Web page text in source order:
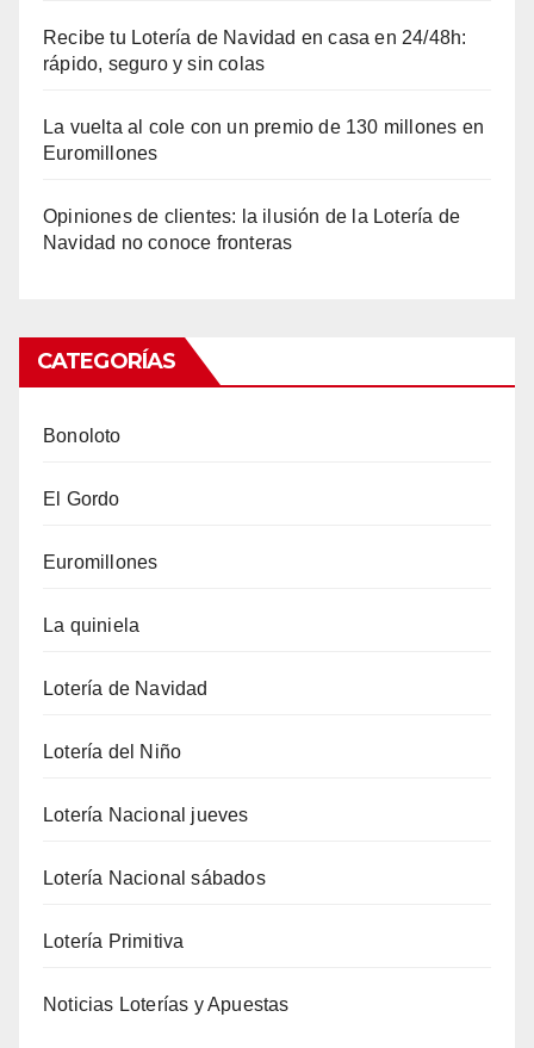
Recibe tu Lotería de Navidad en casa en 24/48h:
rápido, seguro y sin colas
La vuelta al cole con un premio de 130 millones en
Euromillones
Opiniones de clientes: la ilusión de la Lotería de
Navidad no conoce fronteras
CATEGORÍAS
Bonoloto
El Gordo
Euromillones
La quiniela
Lotería de Navidad
Lotería del Niño
Lotería Nacional jueves
Lotería Nacional sábados
Lotería Primitiva
Noticias Loterías y Apuestas